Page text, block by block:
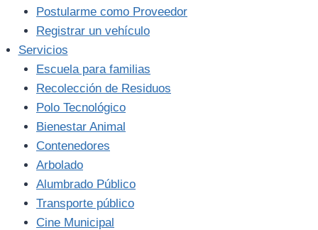
Postularme como Proveedor
Registrar un vehículo
Servicios
Escuela para familias
Recolección de Residuos
Polo Tecnológico
Bienestar Animal
Contenedores
Arbolado
Alumbrado Público
Transporte público
Cine Municipal